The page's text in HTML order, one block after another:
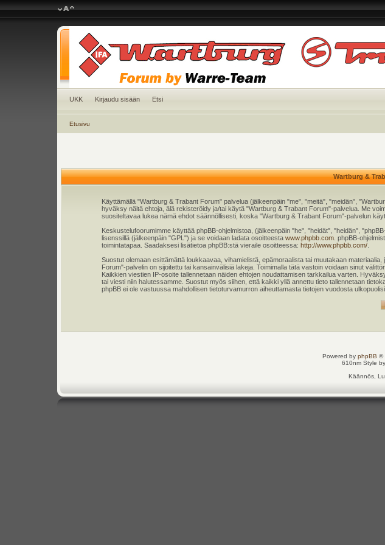
UKK Kirjaudu sisään Etsi
Etusivu
Wartburg &
Käyttämällä "Wartburg & Trabant Forum" palvelua (jälkeenpäin "me", "meitä", "meidän",
hyväksy näitä ehtoja, älä rekisteröidy ja/tai käytä "Wartburg & Trabant Forum"-palvelua. Me
suositeltavaa lukea nämä ehdot säännöllisesti, koska "Wartburg & Trabant Forum"-palvelun
Keskustelufoorumimme käyttää phpBB-ohjelmistoa, (jälkeenpäin "he", "heidät", "heidän",
lisenssillä (jälkeenpäin "GPL") ja se voidaan ladata osoitteestawww.phpbb.com . phpBB-
toimintatapaa. Saadaksesi lisätietoa phpBB:stä vieraile osoitteessa:http://www.phpbb.com/
Suostut olemaan esittämättä loukkaavaa, vihamielistä, epämoraalista tai muutakaan
Forum"-palvelin on sijoitettu tai kansainvälisiä lakeja. Toimimalla tätä vastoin voidaan sinut
Kaikkien viestien IP-osoite tallennetaan näiden ehtojen noudattamisen tarkkailua varten.
tai viesti niin halutessamme. Suostut myös siihen, että kaikki yllä annettu tieto tallennetaan
phpBB ei ole vastuussa mahdollisen tietoturvamurron aiheuttamasta tietojen vuodosta
Powered by phpBB ©
610nm Style
Käännös,